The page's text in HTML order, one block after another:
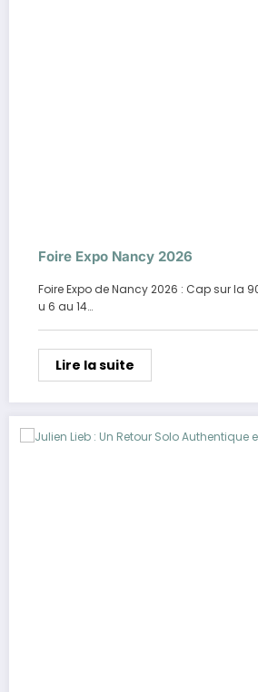
Foire Expo Nancy 2026
Foire Expo de Nancy 2026 : Cap sur la
u 6 au 14…
Lire la suite